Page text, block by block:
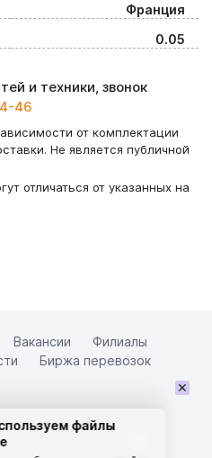
Франция
0.05
файлы
и техники, звонок
46
от комплектации
Не является публичной
отличаться от указанных на
Вакансии
Филиалы
Биржа перевозок
×